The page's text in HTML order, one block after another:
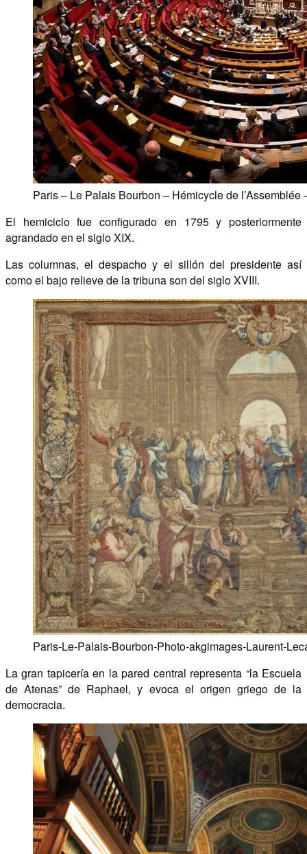
Paris – Le Palais Bourbon – Hémicycle de
El hemiciclo fue configurado en 1795 y posteriormente
agrandado en el siglo XIX.
Las columnas, el despacho y el sillón del presidente así
como el bajo relieve de la tribuna son del siglo XVIII.
Paris-Le-Palais-Bourbon-Photo-akgimages-Laurent-
La gran tapicería en la pared central representa “la Escuela
de Atenas” de Raphael, y evoca el origen griego de la
democracia.